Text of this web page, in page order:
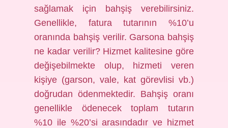
sağlamak için bahşiş verebilirsiniz.
Genellikle, fatura tutarının %10’u
oranında bahşiş verilir. Garsona bahşiş
ne kadar verilir? Hizmet kalitesine göre
değişebilmekte olup, hizmeti veren
kişiye (garson, vale, kat görevlisi vb.)
doğrudan ödenmektedir. Bahşiş oranı
genellikle ödenecek toplam tutarın
%10 ile %20’si arasındadır ve hizmet